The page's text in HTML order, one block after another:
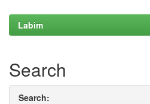
Labim
Search
Search: